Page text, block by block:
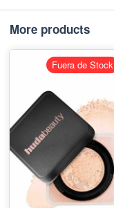
More products
Fuera de Stock